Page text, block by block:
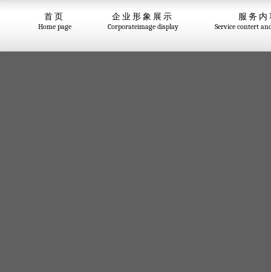
首页
Home page
企业形象展示
Corporateimage display
服务内
Service contert